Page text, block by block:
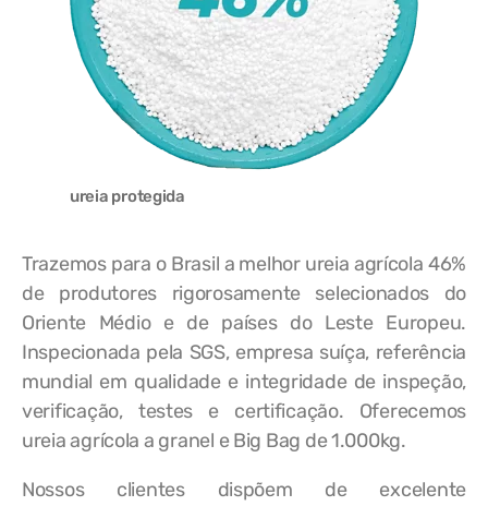
ureia protegida
Trazemos para o Brasil a melhor ureia agrícola 46%
de produtores rigorosamente selecionados do
Oriente Médio e de países do Leste Europeu.
Inspecionada pela SGS, empresa suíça, referência
mundial em qualidade e integridade de inspeção,
verificação, testes e certificação. Oferecemos
ureia agrícola a granel e Big Bag de 1.000kg.
Nossos clientes dispõem de excelente